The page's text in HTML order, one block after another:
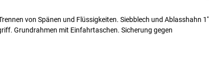
von Spänen und Flüssigkeiten. Siebblech und Ablasshahn 1''
Grundrahmen mit Einfahrtaschen. Sicherung gegen